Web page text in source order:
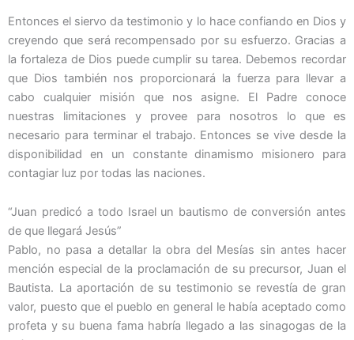
Entonces el siervo da testimonio y lo hace confiando en Dios y
creyendo que será recompensado por su esfuerzo. Gracias a
la fortaleza de Dios puede cumplir su tarea. Debemos recordar
que Dios también nos proporcionará la fuerza para llevar a
cabo cualquier misión que nos asigne. El Padre conoce
nuestras limitaciones y provee para nosotros lo que es
necesario para terminar el trabajo. Entonces se vive desde la
disponibilidad en un constante dinamismo misionero para
contagiar luz por todas las naciones.
“Juan predicó a todo Israel un bautismo de conversión antes
de que llegará Jesús”
Pablo, no pasa a detallar la obra del Mesías sin antes hacer
mención especial de la proclamación de su precursor, Juan el
Bautista. La aportación de su testimonio se revestía de gran
valor, puesto que el pueblo en general le había aceptado como
profeta y su buena fama habría llegado a las sinagogas de la